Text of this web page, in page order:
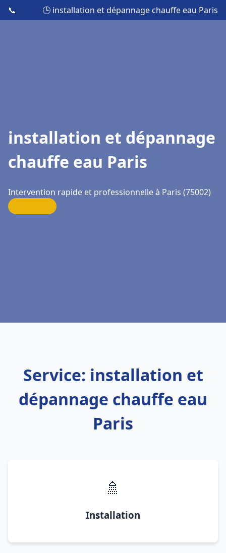
📞 🕒 installation et dépannage chauffe eau Paris
installation et dépannage
chauffe eau Paris
Intervention rapide et professionnelle à Paris (75002)
Service: installation et
dépannage chauffe eau
Paris
🚿
Installation